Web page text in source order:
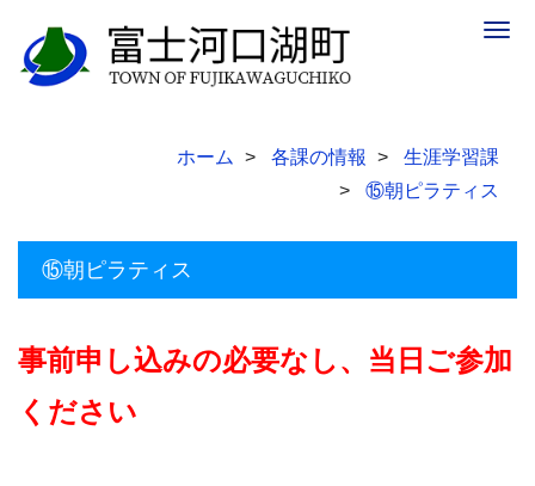
ホーム 各課の情報
生涯学習課
⑮朝ピラティス
⑮朝ピラティス
事前申し込みの必要なし、当日ご参加
ください